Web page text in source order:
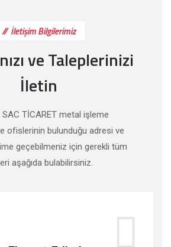
İletişim Bilgilerimiz
ve Taleplerinizi
İletin
SAC TİCARET metal işleme
ofislerinin bulunduğu adresi ve
geçebilmeniz için gerekli tüm
aşağıda bulabilirsiniz.